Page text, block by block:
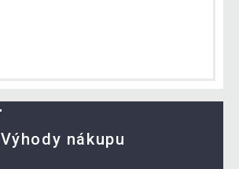
Výhody nákupu